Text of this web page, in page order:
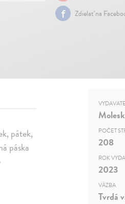
Zdielať na
pátek,
páska
POČET
208
ROK
2023
VÄZBA
Tvrdá